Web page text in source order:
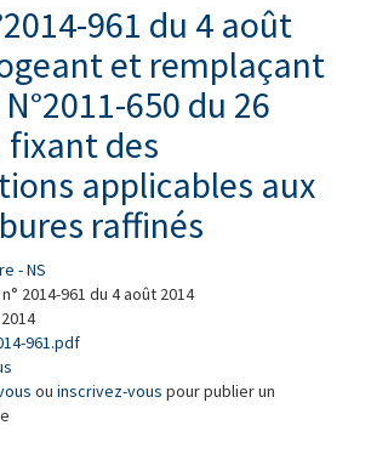
961 du 4 août
et remplaçant
650 du 26
fixant des
applicables aux
raffinés
- NS
2014-961 du 4 août 2014
2014
961.pdf
abrogeant et remplaçant le Décret N°2011-650
ou inscrivez-vous pour publier un